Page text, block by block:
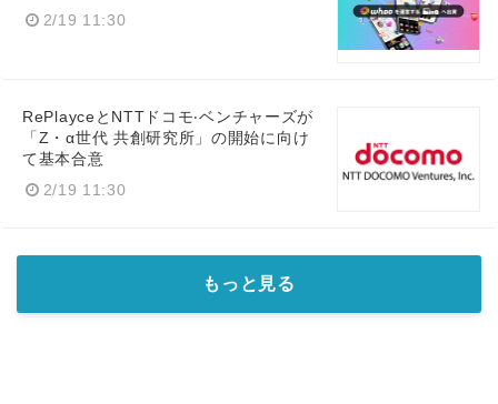
2/19 11:30
RePlayceとNTTドコモ‧ベンチャーズが
「Z・α世代 共創研究所」の開始に向け
て基本合意
2/19 11:30
もっと見る